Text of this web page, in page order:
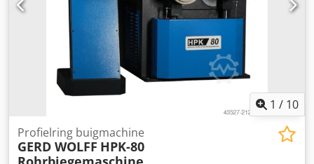
1 / 10
Profielring buigmachine
GERD WOLFF HPK-80